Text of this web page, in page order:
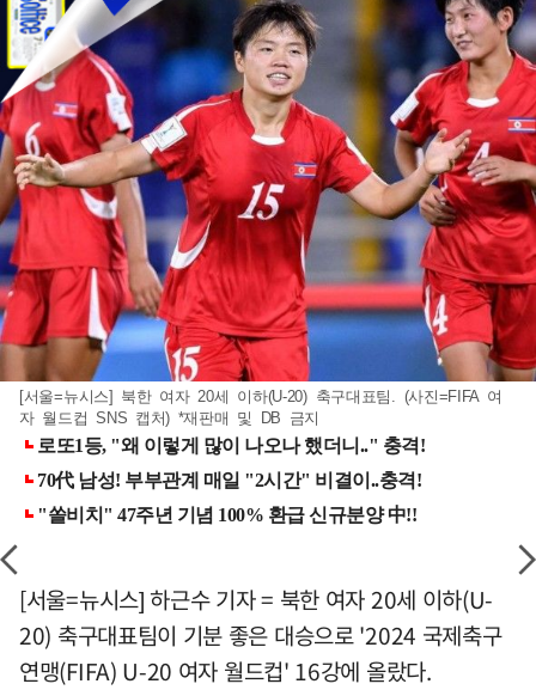
[서울=뉴시스] 북한 여자 20세 이하(U-20) 축구대표팀. (사진=FIFA 여
자 월드컵 SNS 캡처) *재판매 및 DB 금지
[서울=뉴시스] 하근수 기자 = 북한 여자 20세 이하(U-
20) 축구대표팀이 기분 좋은 대승으로 '2024 국제축구
연맹(FIFA) U-20 여자 월드컵' 16강에 올랐다.